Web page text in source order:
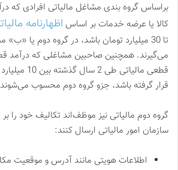
براساس گروه بندی مشاغل مالیاتی افرادی که
کالا یا عرضه خدمات بر اساس اظهارنامه
تا 30 میلیارد تومان باشد، در گروه دوم یا
می‌گیرند. همچنین صاحبین مشاغلی که درآمد
قرار گرفته باشد، جزو گروه دوم محسوب
گروه دوم مالیاتی نیز موظف‌اند تکالیف خود را
سازمان امور مالیاتی ارسال کنند:
اطلاعات هویتی مانند آدرس و موقعیت